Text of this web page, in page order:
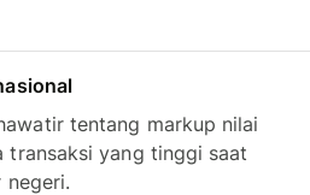
tentang markup nilai
yang tinggi saat
negeri.